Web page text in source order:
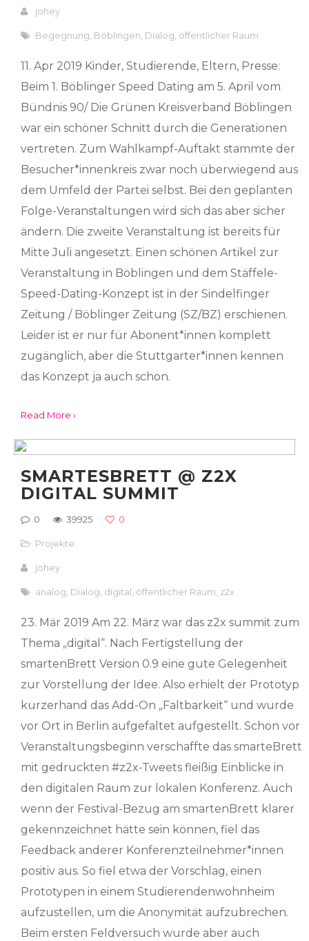
johey
Begegnung Böblingen Dialog öffentlicher Raum
11. Apr 2019 Kinder, Studierende, Eltern, Presse:
Beim 1. Böblinger Speed Dating am 5. April vom
Bündnis 90/ Die Grünen Kreisverband Böblingen
war ein schöner Schnitt durch die Generationen
vertreten. Zum Wahlkampf-Auftakt stammte der
Besucher*innenkreis zwar noch überwiegend aus
dem Umfeld der Partei selbst. Bei den geplanten
Folge-Veranstaltungen wird sich das aber sicher
ändern. Die zweite Veranstaltung ist bereits für
Mitte Juli angesetzt. Einen schönen Artikel zur
Veranstaltung in Böblingen und dem Stäffele-
Speed-Dating-Konzept ist in der Sindelfinger
Zeitung / Böblinger Zeitung (SZ/BZ) erschienen.
Leider ist er nur für Abonent*innen komplett
zugänglich, aber die Stuttgarter*innen kennen
das Konzept ja auch schon.
Read More ›
SMARTESBRETT @ Z2X
DIGITAL SUMMIT
0 39925 0
Projekte
johey
analog Dialog digital öffentlicher Raum z2x
23. Mär 2019 Am 22. März war das z2x summit zum
Thema „digital“. Nach Fertigstellung der
smartenBrett Version 0.9 eine gute Gelegenheit
zur Vorstellung der Idee. Also erhielt der Prototyp
kurzerhand das Add-On „Faltbarkeit“ und wurde
vor Ort in Berlin aufgefaltet aufgestellt. Schon vor
Veranstaltungsbeginn verschaffte das smarteBrett
mit gedruckten #z2x-Tweets fleißig Einblicke in
den digitalen Raum zur lokalen Konferenz. Auch
wenn der Festival-Bezug am smartenBrett klarer
gekennzeichnet hätte sein können, fiel das
Feedback anderer Konferenzteilnehmer*innen
positiv aus. So fiel etwa der Vorschlag, einen
Prototypen in einem Studierendenwohnheim
aufzustellen, um die Anonymität aufzubrechen.
Beim ersten Feldversuch wurde aber auch